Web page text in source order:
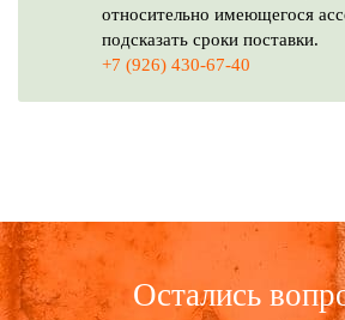
относительно имеющегося
подсказать сроки поставки.
+7 (926) 430-67-40
Остались